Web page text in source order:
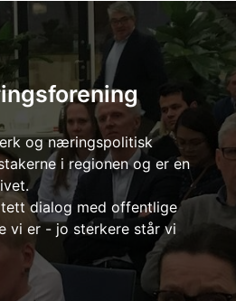
og næringspolitisk
i regionen og er en
dialog med offentlige
vi er - jo sterkere står vi